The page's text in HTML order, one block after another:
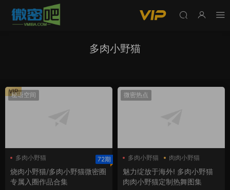
多肉小野猫
秘语空间
多肉小野猫
多肉小野猫微密圈
烧肉小野猫
72期
烧肉小野猫/多肉小野猫微密圈
专属入圈作品合集
VIP 微密热点
多肉小野猫 肉肉小野猫
魅力绽放于海外! 多肉小野猫
肉肉小野猫定制热舞图集